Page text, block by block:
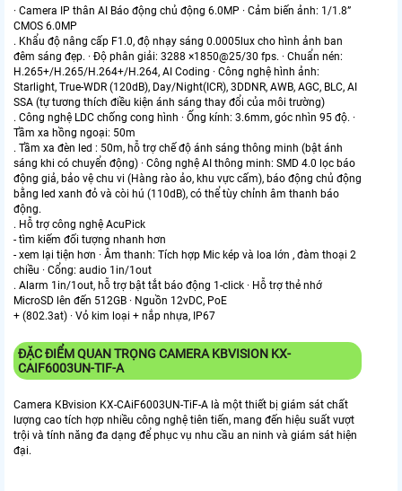
· Camera IP thân AI Báo động chủ động 6.0MP · Cảm biến ảnh: 1/1.8”
CMOS 6.0MP
. Khẩu độ nâng cấp F1.0, độ nhạy sáng 0.0005lux cho hình ảnh ban
đêm sáng đẹp. · Độ phân giải: 3288 ×1850@25/30 fps. · Chuẩn nén:
H.265+/H.265/H.264+/H.264, AI Coding · Công nghệ hình ảnh:
Starlight, True-WDR (120dB), Day/Night(ICR), 3DDNR, AWB, AGC, BLC, AI
SSA (tự tương thích điều kiện ánh sáng thay đổi của môi trường)
. Công nghệ LDC chống cong hình · Ống kính: 3.6mm, góc nhìn 95 độ. ·
Tầm xa hồng ngoại: 50m
. Tầm xa đèn led : 50m, hỗ trợ chế độ ánh sáng thông minh (bật ánh
sáng khi có chuyển động) · Công nghệ AI thông minh: SMD 4.0 lọc báo
động giả, bảo vệ chu vi (Hàng rào ảo, khu vực cấm), báo động chủ động
bằng led xanh đỏ và còi hú (110dB), có thể tùy chỉnh âm thanh báo
động.
. Hỗ trợ công nghệ AcuPick
- tìm kiếm đối tượng nhanh hơn
- xem lại tiện hơn · Âm thanh: Tích hợp Mic kép và loa lớn , đàm thoại 2
chiều · Cổng: audio 1in/1out
. Alarm 1in/1out, hỗ trợ bật tắt báo động 1-click · Hỗ trợ thẻ nhớ
MicroSD lên đến 512GB · Nguồn 12vDC, PoE
+ (802.3at) · Vỏ kim loại + nắp nhựa, IP67
ĐẶC ĐIỂM QUAN TRỌNG CAMERA KBVISION KX-
CAIF6003UN-TIF-A
Camera KBvision KX-CAiF6003UN-TiF-A là một thiết bị giám sát chất
lượng cao tích hợp nhiều công nghệ tiên tiến, mang đến hiệu suất vượt
trội và tính năng đa dạng để phục vụ nhu cầu an ninh và giám sát hiện
đại.